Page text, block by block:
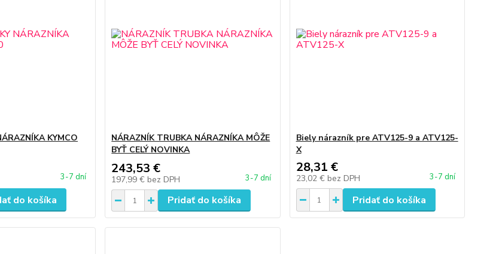
KYMCO
3-7 dní
do košíka
NÁRAZNÍK TRUBKA NÁRAZNÍKA MÔŽE
BYŤ CELÝ NOVINKA
243,53 €
197,99 € bez DPH 3-7 dní
Pridať do košíka
Biely nárazník pre ATV125-9 a ATV125-
X
28,31 €
23,02 € bez DPH 3-7 dní
Pridať do košíka